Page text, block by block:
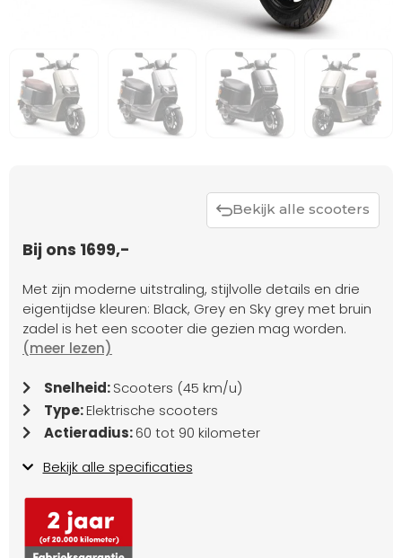
Bekijk alle scooters
Bij ons 1699,-
Met zijn moderne uitstraling, stijlvolle details en drie
eigentijdse kleuren: Black, Grey en Sky grey met bruin
zadel is het een scooter die gezien mag worden.
(meer lezen)
Snelheid:Scooters (45 km/u)
Type:Elektrische scooters
Actieradius:60 tot 90 kilometer
Bekijk alle specificaties